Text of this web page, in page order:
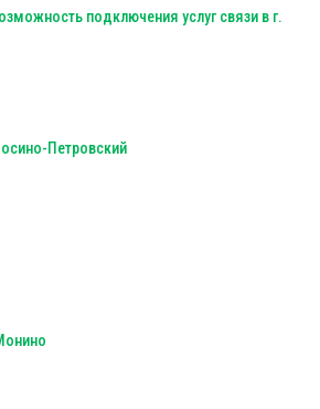
подключения услуг связи в г.
Петровский